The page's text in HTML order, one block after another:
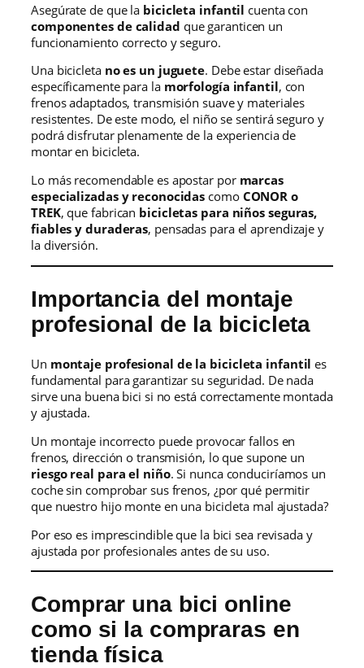
Asegúrate de que la bicicleta infantil cuenta con
componentes de calidad que garanticen un
funcionamiento correcto y seguro.
Una bicicleta no es un juguete. Debe estar diseñada
específicamente para la morfología infantil, con
frenos adaptados, transmisión suave y materiales
resistentes. De este modo, el niño se sentirá seguro y
podrá disfrutar plenamente de la experiencia de
montar en bicicleta.
Lo más recomendable es apostar por marcas
especializadas y reconocidas como CONOR o
TREK, que fabrican bicicletas para niños seguras,
fiables y duraderas, pensadas para el aprendizaje y
la diversión.
Importancia del montaje
profesional de la bicicleta
Un montaje profesional de la bicicleta infantil es
fundamental para garantizar su seguridad. De nada
sirve una buena bici si no está correctamente montada
y ajustada.
Un montaje incorrecto puede provocar fallos en
frenos, dirección o transmisión, lo que supone un
riesgo real para el niño. Si nunca conduciríamos un
coche sin comprobar sus frenos, ¿por qué permitir
que nuestro hijo monte en una bicicleta mal ajustada?
Por eso es imprescindible que la bici sea revisada y
ajustada por profesionales antes de su uso.
Comprar una bici online
como si la compraras en
tienda física